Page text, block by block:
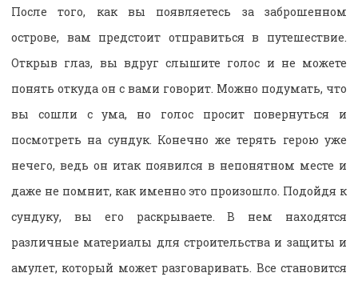
После того, как вы появляетесь за заброшенном
острове, вам предстоит отправиться в путешествие.
Открыв глаз, вы вдруг слышите голос и не можете
понять откуда он с вами говорит. Можно подумать, что
вы сошли с ума, но голос просит повернуться и
посмотреть на сундук. Конечно же терять герою уже
нечего, ведь он итак появился в непонятном месте и
даже не помнит, как именно это произошло. Подойдя к
сундуку, вы его раскрываете. В нем находятся
различные материалы для строительства и защиты и
амулет, который может разговаривать. Все становится